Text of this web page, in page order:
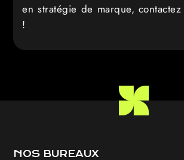
en stratégie de marque, contactez
!
NOS BUREAUX